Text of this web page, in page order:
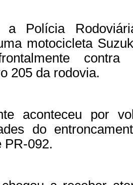
a Polícia
motocicleta
205 da rodovia.
aconteceu por
do
PR-092.